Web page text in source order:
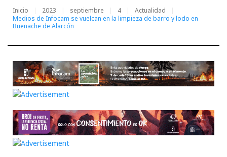
Inicio 2023 septiembre 4
Actualidad
Medios de Infocam se vuelcan en la limpieza de barro y lodo en
Buenache de Alarcón